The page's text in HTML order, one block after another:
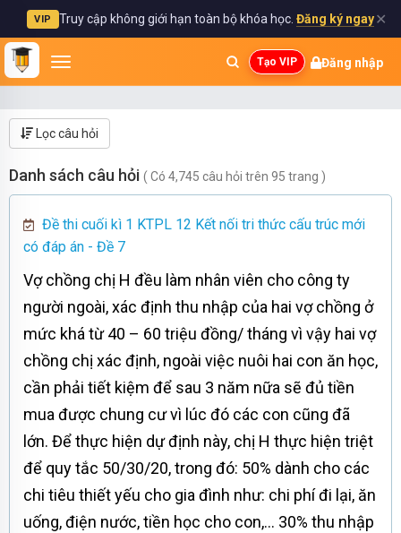
VIP Truy cập không giới hạn toàn bộ khóa học. Đăng ký ngay✕
Tạo VIP Đăng nhập
Lọc câu hỏi
Danh sách câu hỏi ( Có 4,745 câu hỏi trên 95 trang )
Đề thi cuối kì 1 KTPL 12 Kết nối tri thức cấu trúc mới
có đáp án - Đề 7
Vợ chồng chị H đều làm nhân viên cho công ty
người ngoài, xác định thu nhập của hai vợ chồng ở
mức khá từ 40 – 60 triệu đồng/ tháng vì vậy hai vợ
chồng chị xác định, ngoài việc nuôi hai con ăn học,
cần phải tiết kiệm để sau 3 năm nữa sẽ đủ tiền
mua được chung cư vì lúc đó các con cũng đã
lớn. Để thực hiện dự định này, chị H thực hiện triệt
để quy tắc 50/30/20, trong đó: 50% dành cho các
chi tiêu thiết yếu cho gia đình như: chi phí đi lại, ăn
uống, điện nước, tiền học cho con,... 30% thu nhập